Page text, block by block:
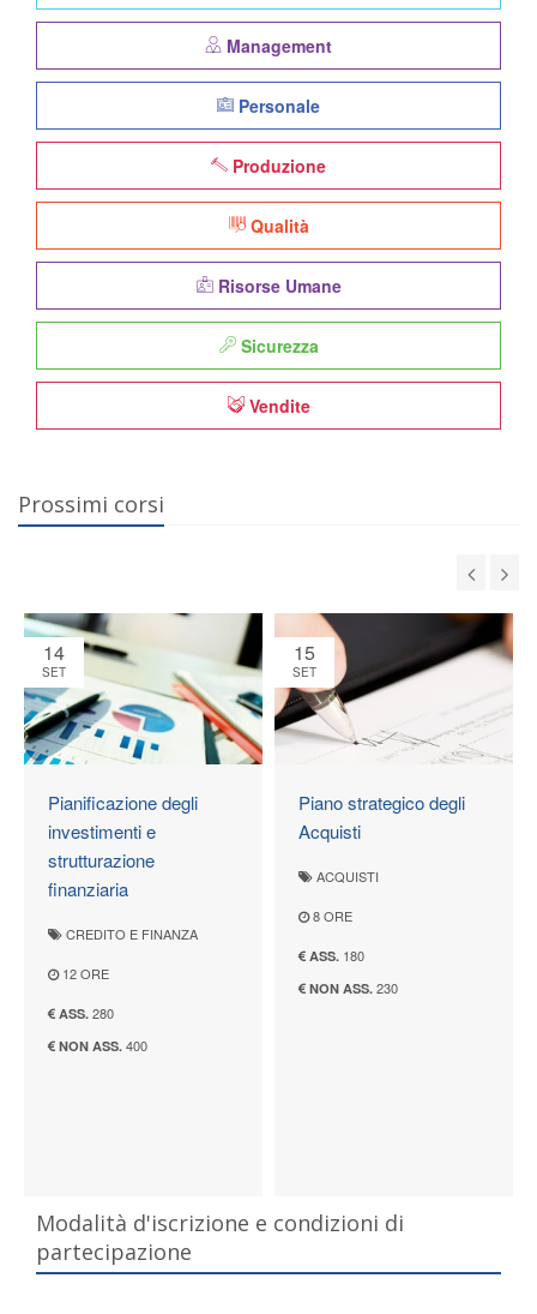
Management
Personale
Produzione
Qualità
Risorse Umane
Sicurezza
Vendite
Prossimi corsi
14
SET
Pianificazione degli
investimenti e
strutturazione
finanziaria
CREDITO E FINANZA
12 ORE
ASS. 280
NON ASS. 400
15
SET
Piano strategico degli
Acquisti
ACQUISTI
8 ORE
ASS. 180
NON ASS. 230
Modalità d'iscrizione e condizioni di
partecipazione